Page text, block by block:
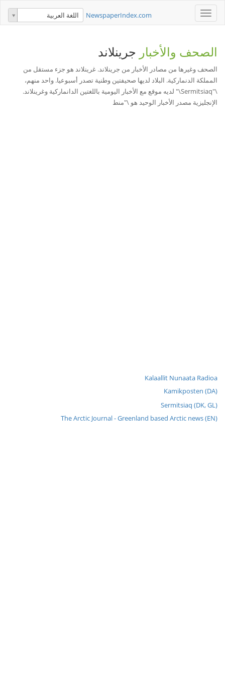
Toggle
navigation
NewspaperIndex.com اللغة العربية
الصحف والأخبار جرينلاند
الصحف وغيرها من مصادر الأخبار من جرينلاند. غرينلاند هو جزء مستقل من
المملكة الدنماركية. البلاد لديها صحيفتين وطنية تصدر أسبوعيا. واحد منهم،
\"Sermitsiaq\" لديه موقع مع الأخبار اليومية باللغتين الدانماركية وغرينلاند.
الإنجليزية مصدر الأخبار الوحيد هو \"منط
Kalaallit Nunaata Radioa
Kamikposten (DA)
Sermitsiaq (DK, GL)
The Arctic Journal - Greenland based Arctic news (EN)